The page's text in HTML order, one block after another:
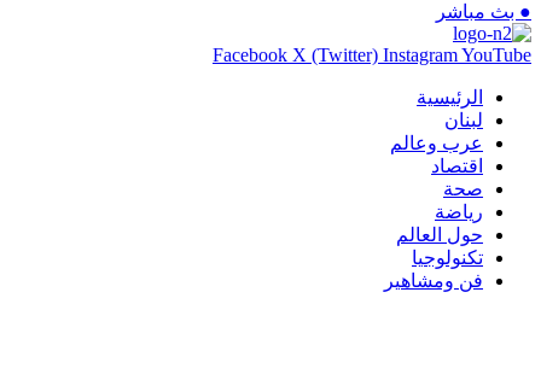
● بث مباشر
Facebook X (Twitter) InstagramYouTube
الرئيسية
لبنان
عرب وعالم
اقتصاد
صحة
رياضة
حول العالم
تكنولوجيا
فن ومشاهير